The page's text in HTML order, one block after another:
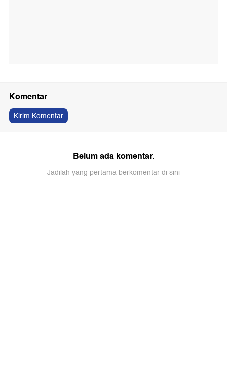
Komentar
Kirim Komentar
Belum ada komentar.
Jadilah yang pertama berkomentar di sini